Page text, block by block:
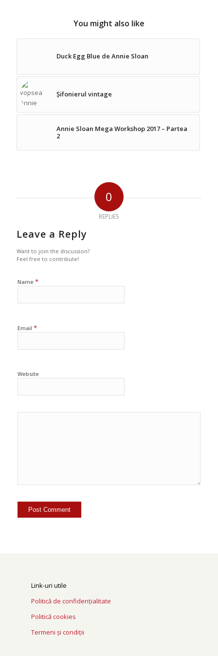
You might also like
Duck Egg Blue de Annie Sloan
Șifonierul vintage
Annie Sloan Mega Workshop 2017 – Partea
2
0
REPLIES
Leave a Reply
Want to join the discussion?
Feel free to contribute!
Name *
Email *
Website
Link-uri utile
Politică de confidențialitate
Politică cookies
Termeni și condiții